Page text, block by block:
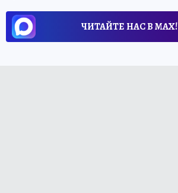
ЧИТАЙТЕ НАС В МАХ!